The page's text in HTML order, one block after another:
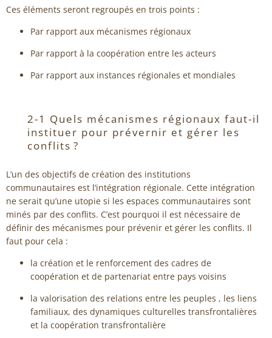
Ces éléments seront regroupés en trois points :
Par rapport aux mécanismes régionaux
Par rapport à la coopération entre les acteurs
Par rapport aux instances régionales et mondiales
2-1 Quels mécanismes régionaux faut-il
instituer pour prévernir et gérer les
conflits ?
L’un des objectifs de création des institutions
communautaires est l’intégration régionale. Cette intégration
ne serait qu’une utopie si les espaces communautaires sont
minés par des conflits. C’est pourquoi il est nécessaire de
définir des mécanismes pour prévenir et gérer les conflits. Il
faut pour cela :
la création et le renforcement des cadres de
coopération et de partenariat entre pays voisins
la valorisation des relations entre les peuples , les liens
familiaux, des dynamiques culturelles transfrontalières
et la coopération transfrontalière